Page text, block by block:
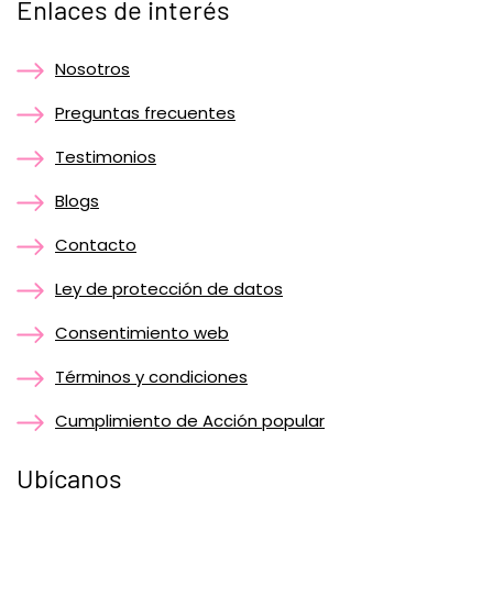
Enlaces de interés
Nosotros
Preguntas frecuentes
Testimonios
Blogs
Contacto
Ley de protección de datos
Consentimiento web
Términos y condiciones
Cumplimiento de Acción popular
Ubícanos